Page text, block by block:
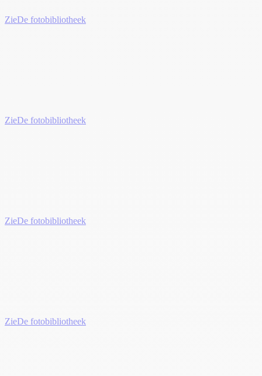
ZieDe fotobibliotheek
ZieDe fotobibliotheek
ZieDe fotobibliotheek
ZieDe fotobibliotheek